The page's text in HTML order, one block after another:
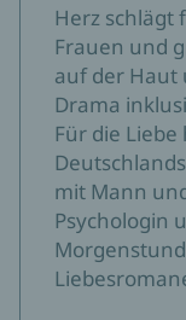
Herz schlägt
Frauen und
auf der Haut
Drama
Für die Liebe
mit Mann
Psychologin